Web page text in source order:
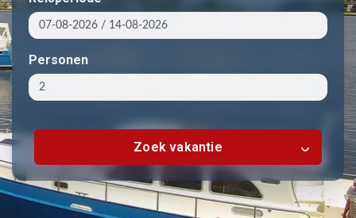
Personen
Zoek vakantie